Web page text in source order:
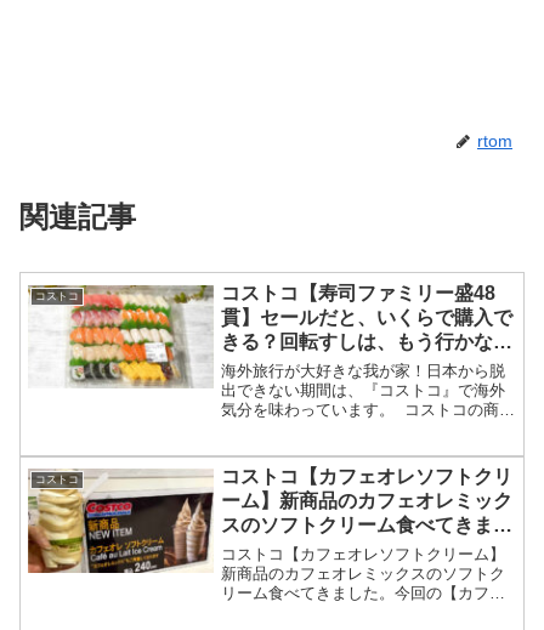
rtom
関連記事
コストコ
コストコ【寿司ファミリー盛48
貫】セールだと、いくらで購入で
きる？回転すしは、もう行かな
い!?
海外旅行が大好きな我が家！日本から脱
出できない期間は、『コストコ』で海外
気分を味わっています。 コストコの商品
ストコ商品で埋め尽くされます！ 我が家
がいつも購入する...
コストコ
コストコ【カフェオレソフトクリ
ーム】新商品のカフェオレミック
スのソフトクリーム食べてきまし
た。
コストコ【カフェオレソフトクリーム】
新商品のカフェオレミックスのソフトク
リーム食べてきました。今回の【カフェ